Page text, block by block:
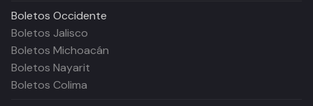
Boletos Occidente
Boletos Jalisco
Boletos Michoacán
Boletos Nayarit
Boletos Colima